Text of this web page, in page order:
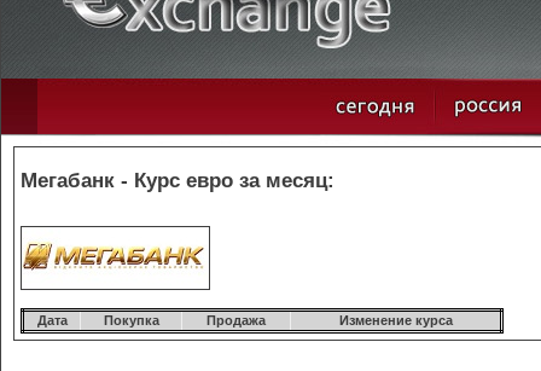
Мегабанк - Курс евро за месяц:
Дата Покупка Продажа Изменение курса